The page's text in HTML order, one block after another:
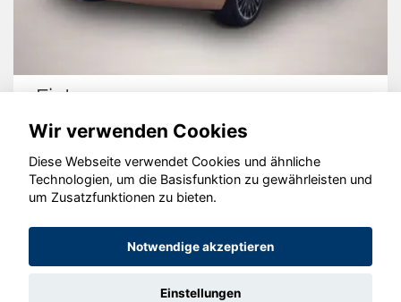
Fiat 500e
© konjunkturmotor.de GmbH 2020 - 2026
Wir verwenden Cookies
Diese Webseite verwendet Cookies und ähnliche
Technologien, um die Basisfunktion zu gewährleisten und
um Zusatzfunktionen zu bieten.
Notwendige akzeptieren
Einstellungen